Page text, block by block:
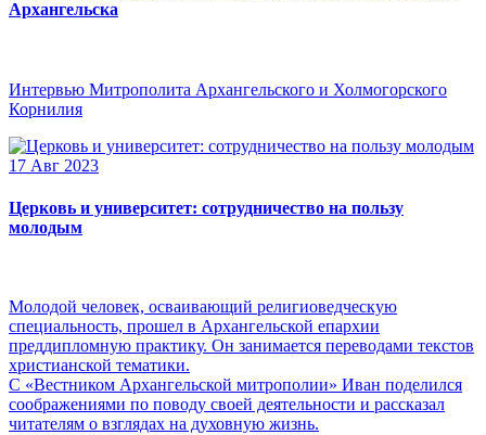
Архангельска
Интервью Митрополита Архангельского и Холмогорского
Корнилия
17 Авг 2023
Церковь и университет: сотрудничество на пользу
молодым
Молодой человек, осваивающий религиоведческую
специальность, прошел в Архангельской епархии
преддипломную практику. Он занимается переводами текстов
христианской тематики.
С «Вестником Архангельской митрополии» Иван поделился
соображениями по поводу своей деятельности и рассказал
читателям о взглядах на духовную жизнь.